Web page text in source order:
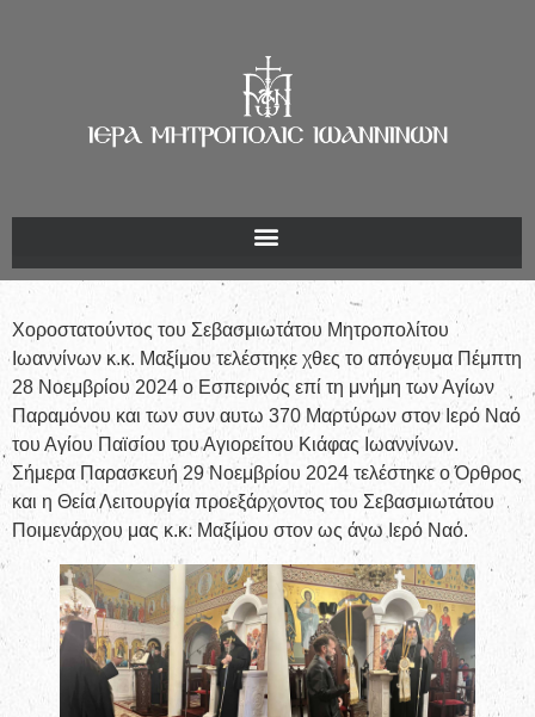
Χοροστατούντος του Σεβασμιωτάτου Μητροπολίτου
Ιωαννίνων κ.κ. Μαξίμου τελέστηκε χθες το απόγευμα Πέμπτη
28 Νοεμβρίου 2024 ο Εσπερινός επί τη μνήμη των Αγίων
Παραμόνου και των συν αυτω 370 Μαρτύρων στον Ιερό Ναό
του Αγίου Παϊσίου του Αγιορείτου Κιάφας Ιωαννίνων.
Σήμερα Παρασκευή 29 Νοεμβρίου 2024 τελέστηκε ο Όρθρος
και η Θεία Λειτουργία προεξάρχοντος του Σεβασμιωτάτου
Ποιμενάρχου μας κ.κ. Μαξίμου στον ως άνω Ιερό Ναό.